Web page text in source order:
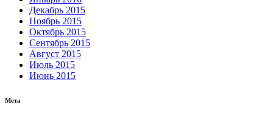
Декабрь 2015
Ноябрь 2015
Октябрь 2015
Сентябрь 2015
Август 2015
Июль 2015
Июнь 2015
Мета